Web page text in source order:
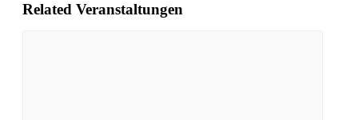
Related Veranstaltungen